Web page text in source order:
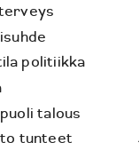
politiikka
talous
tunteet